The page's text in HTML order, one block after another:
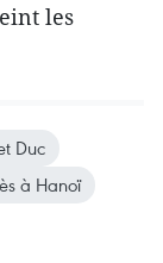
les
Duc
à Hanoï